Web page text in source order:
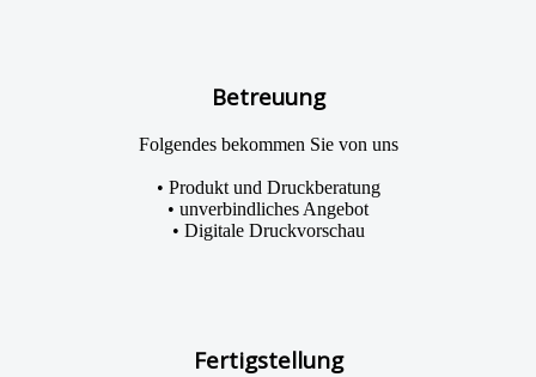
Betreuung
Folgendes bekommen Sie von uns
• Produkt und Druckberatung
• unverbindliches Angebot
• Digitale Druckvorschau
Fertigstellung